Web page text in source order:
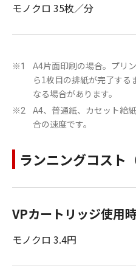
モノクロ 35枚／分
※1
A4片面印刷の場合。プリ
ら1枚目の排紙が完了する
なる場合があります。
※2
A4、普通紙、カセット給
合の速度です。
ランニングコスト
VPカートリッジ使用
モノクロ 3.4円